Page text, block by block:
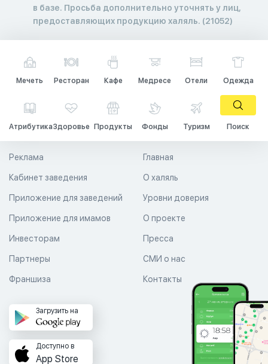
в базе. Просьба дополнительно уточнять у лиц,
предоставляющих продукцию халяль. (21052)
Мечеть Ресторан Кафе Медресе Отели Одежда
АтрибутикаЗдоровье Продукты Фонды Туризм Поиск
Главная
О халяль
Уровни доверия
Реклама
Кабинет заведения
Приложение для заведений
Приложение для имамов О проекте
Пресса
СМИ о нас
Контакты
Инвесторам
Партнеры
Франшиза
Загрузить на
Доступно в
App Store